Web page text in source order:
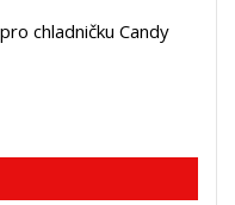
chladničku Candy